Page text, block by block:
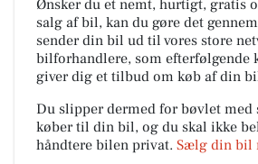
Ønsker du et nemt, hurtigt, gratis
salg af bil, kan du gøre det
sender din bil ud til vores store
bilforhandlere, som efterfølgende
giver dig et tilbud om køb af din
Du slipper dermed for bøvlet med
køber til din bil, og du skal ikke
håndtere bilen privat. Sælg din bil